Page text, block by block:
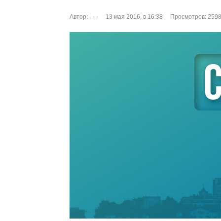
Автор: - - - 13 мая 2016, в 16:38 Просмотров: 2598